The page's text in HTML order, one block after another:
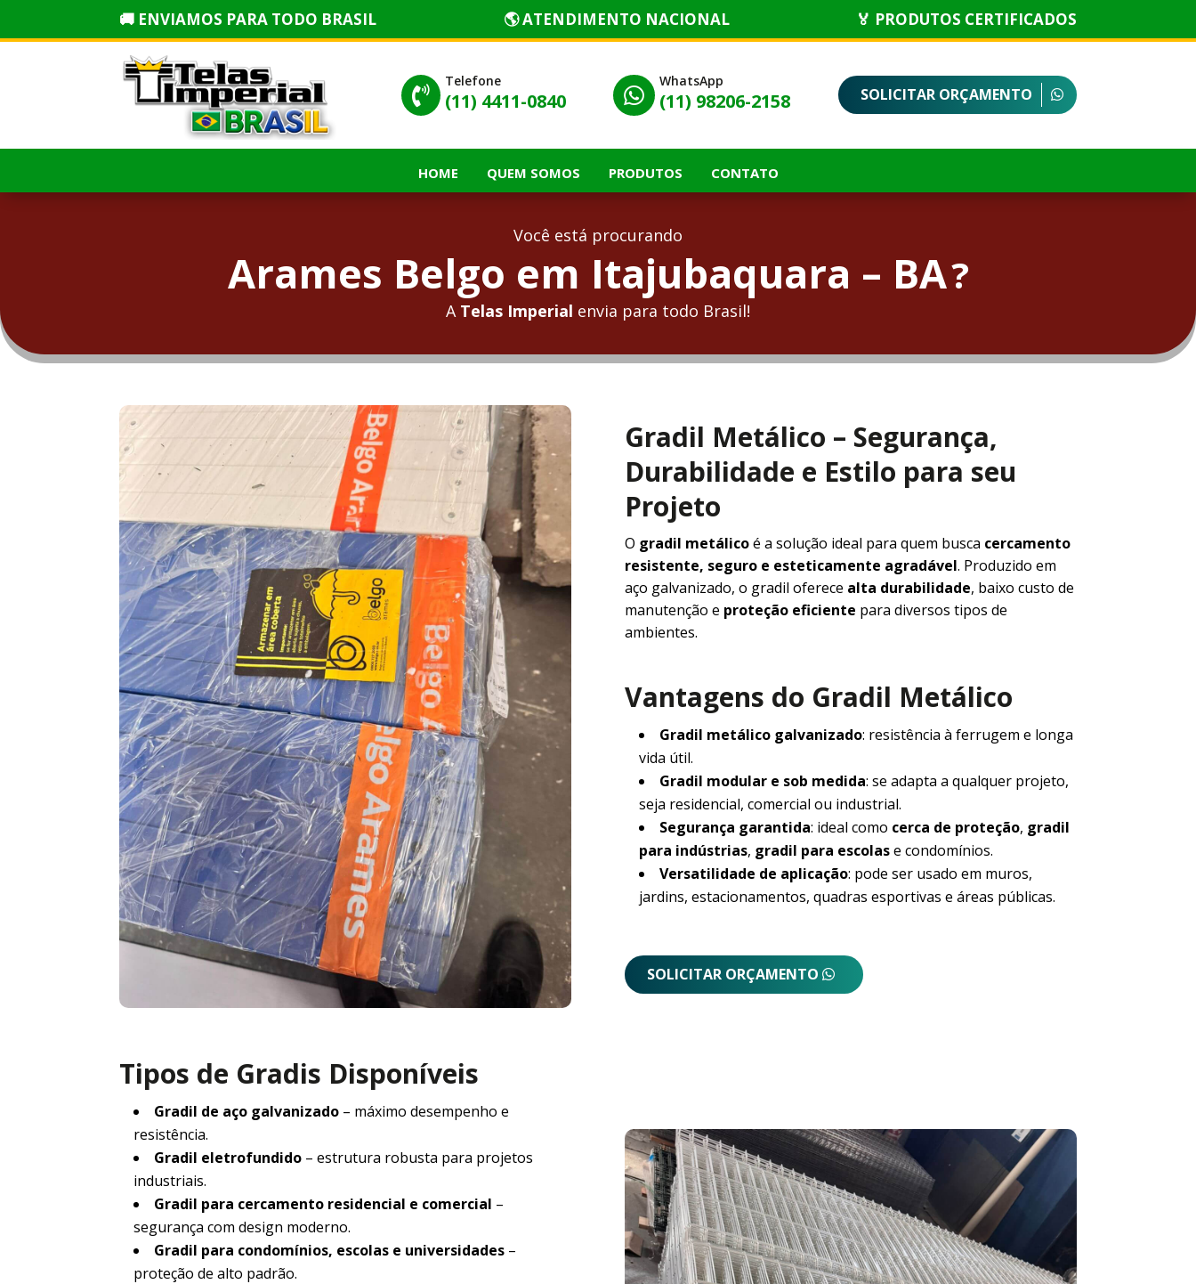
🚚 ENVIAMOS PARA TODO BRASIL 🌎 ATENDIMENTO NACIONAL 🏅 PRODUTOS CERTIFICADOS

Telefone
(11) 4411-0840 
WhatsApp
(11) 98206-2158 SOLICITAR ORÇAMENTO
HOME QUEM SOMOS PRODUTOS CONTATO
Você está procurando
Arames Belgo em Itajubaquara – BA?
A Telas Imperial envia para todo Brasil!
Gradil Metálico – Segurança,
Durabilidade e Estilo para seu
Projeto
O gradil metálicoé a solução ideal para quem busca cercamento
resistente, seguro e esteticamente agradável. Produzido em
aço galvanizado, o gradil oferece alta durabilidade, baixo custo de
manutenção e proteção eficiente para diversos tipos de
ambientes.
Vantagens do Gradil Metálico
Gradil metálico galvanizado: resistência à ferrugem e longa
vida útil.
Gradil modular e sob medida: se adapta a qualquer projeto,
seja residencial, comercial ou industrial.
Segurança garantida: ideal como cerca de proteção, gradil
para indústrias, gradil para escolase condomínios.
Versatilidade de aplicação: pode ser usado em muros,
jardins, estacionamentos, quadras esportivas e áreas públicas.
SOLICITAR ORÇAMENTO
Tipos de Gradis Disponíveis
Gradil de aço galvanizado – máximo desempenho e
resistência.
Gradil eletrofundido – estrutura robusta para projetos
industriais.
Gradil para cercamento residencial e comercial –
segurança com design moderno.
Gradil para condomínios, escolas e universidades –
proteção de alto padrão.